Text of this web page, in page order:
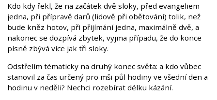
Kdo kdy řekl, že na začátek dvě sloky, před evangeliem
jedna, při přípravě darů (lidově při obětování) tolik, než
bude kněz hotov, při přijímání jedna, maximálně dvě, a
nakonec se dozpívá zbytek, vyjma případu, že do konce
písně zbývá více jak tři sloky.
Odstřelím tématicky na druhý konec světa: a kdo vůbec
stanovil za čas určený pro mši půl hodiny ve všední den a
hodinu v neděli? Nechci rozebírat délku kázání.